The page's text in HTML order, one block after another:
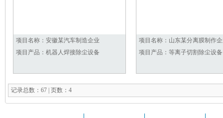
项目名称： 安徽某汽车制造企业
项目产品： 机器人焊接除尘设备
项目名称： 山东某分离膜制作
项目产品： 等离子切割除尘设备
记录总数：67 | 页数：4